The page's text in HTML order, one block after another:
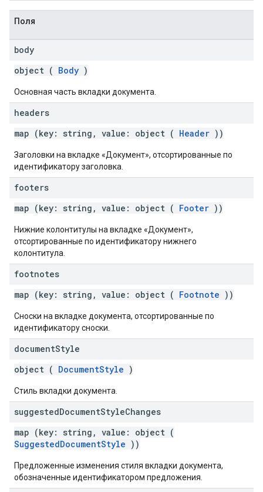
Поля
body
object ( Body )
Основная часть вкладки документа.
headers
map (key: string, value: object ( Header ))
Заголовки на вкладке «Документ», отсортированные по
идентификатору заголовка.
footers
map (key: string, value: object ( Footer ))
Нижние колонтитулы на вкладке «Документ»,
отсортированные по идентификатору нижнего
колонтитула.
footnotes
map (key: string, value: object ( Footnote ))
Сноски на вкладке документа, отсортированные по
идентификатору сноски.
documentStyle
object ( DocumentStyle )
Стиль вкладки документа.
suggestedDocumentStyleChanges
map (key: string, value: object (
SuggestedDocumentStyle ))
Предложенные изменения стиля вкладки документа,
обозначенные идентификатором предложения.